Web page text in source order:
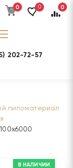
0 0 0
202-72-57
пиломатериал
В НАЛИЧИИ